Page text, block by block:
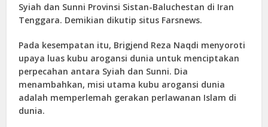
Syiah dan Sunni Provinsi Sistan-Baluchestan di Iran
Tenggara. Demikian dikutip situs Farsnews.
Pada kesempatan itu, Brigjend Reza Naqdi menyoroti
upaya luas kubu arogansi dunia untuk menciptakan
perpecahan antara Syiah dan Sunni. Dia
menambahkan, misi utama kubu arogansi dunia
adalah memperlemah gerakan perlawanan Islam di
dunia.